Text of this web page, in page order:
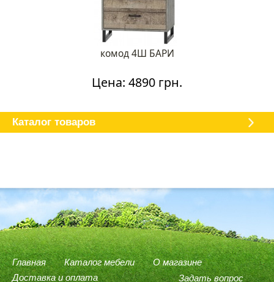
комод 4Ш БАРИ
Цена: 4890 грн.
Каталог товаров
Задать вопрос
Главная Каталог мебели
О магазине
Доставка и оплата